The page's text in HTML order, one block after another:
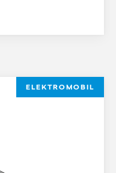
ELEKTROMOBIL